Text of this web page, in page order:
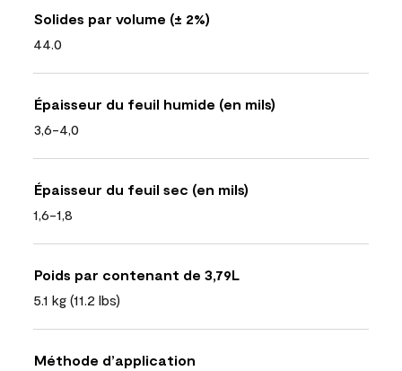
Solides par volume (± 2%)
44.0
Épaisseur du feuil humide (en mils)
3,6-4,0
Épaisseur du feuil sec (en mils)
1,6-1,8
Poids par contenant de 3,79L
5.1 kg (11.2 lbs)
Méthode d’application